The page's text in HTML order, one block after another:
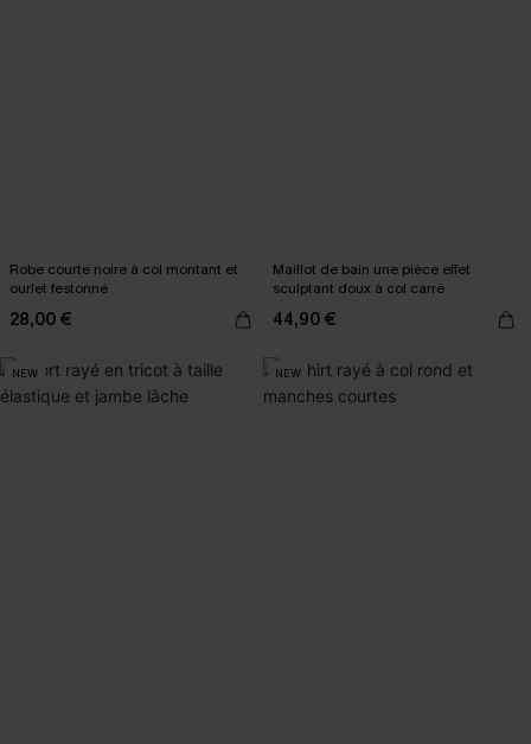
Robe courte noire à col montant et
ourlet festonné
28,00 €
Maillot de bain une pièce effet
sculptant doux à col carré
44,90 €
NEW NEW